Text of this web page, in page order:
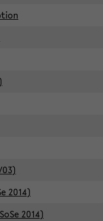
2014)
2014)